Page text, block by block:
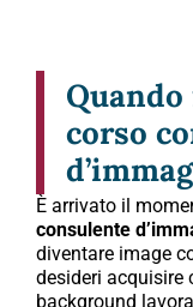
corso
È arrivato il
consulente
diventare image
desideri acquisire
background